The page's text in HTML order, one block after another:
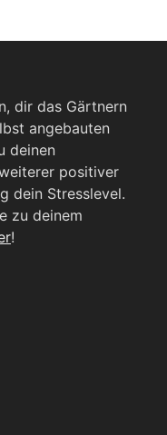
dir das Gärtnern
angebauten
deinen
positiver
dein Stresslevel.
zu deinem
!